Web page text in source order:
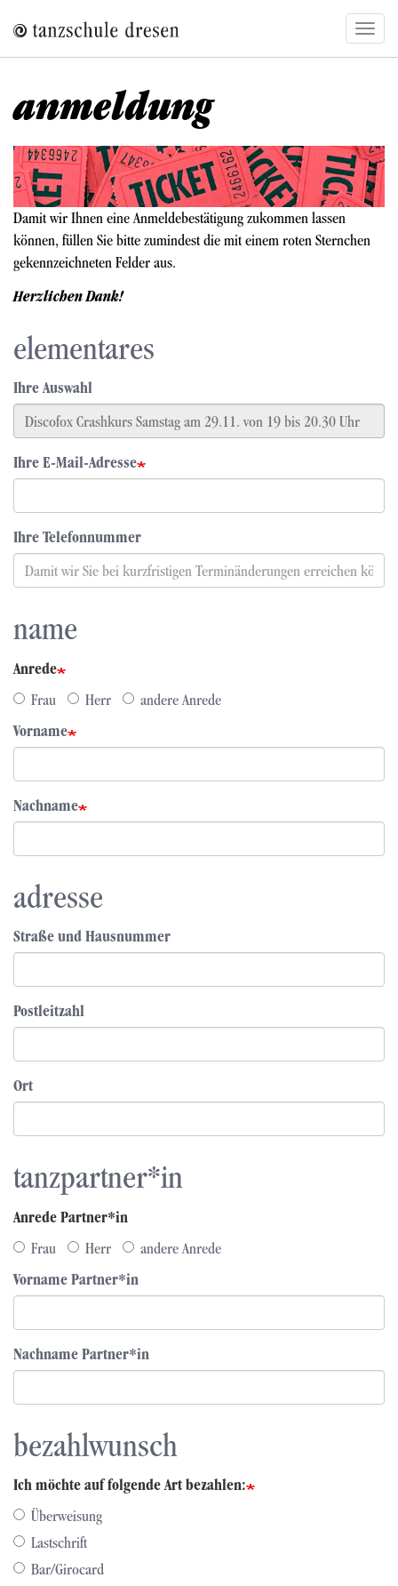
zum
Inhalt
anmeldung
Bild
Damit wir Ihnen eine Anmeldebestätigung zukommen lassen
können, füllen Sie bitte zumindest die mit einem roten Sternchen
gekennzeichneten Felder aus.
Herzlichen Dank!
elementares
Ihre Auswahl
Ihre E-Mail-Adresse
Ihre Telefonnummer
name
Anrede
Frau
Herr
andere Anrede
Vorname
Nachname
adresse
Straße und Hausnummer
Postleitzahl
Ort
tanzpartner*in
Anrede Partner*in
Frau
Herr
andere Anrede
Vorname Partner*in
Nachname Partner*in
bezahlwunsch
Ich möchte auf folgende Art bezahlen:
Überweisung
Lastschrift
Bar/Girocard